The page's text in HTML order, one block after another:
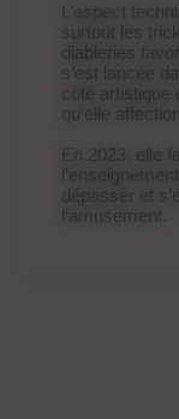
L’aspect
surtout les
diableries
s’est lancée
côté
qu'elle
En 2023, elle
dépasser et
l’amusement.